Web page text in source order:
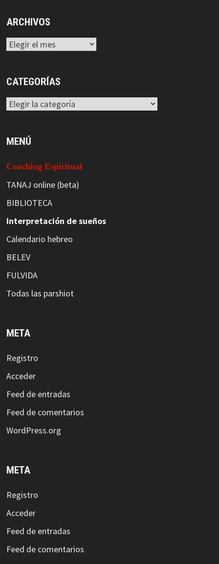
ARCHIVOS
Archivos
CATEGORÍAS
Categorías
MENÚ
Coaching Espiritual
TANAJ online (beta)
BIBLIOTECA
Interpretación de sueños
Calendario hebreo
BELEV
FULVIDA
Todas las parshiot
META
Registro
Acceder
Feed de entradas
Feed de comentarios
WordPress.org
META
Registro
Acceder
Feed de entradas
Feed de comentarios